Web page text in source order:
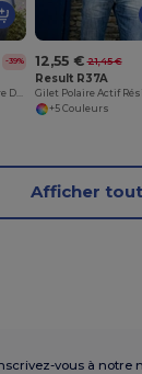
-39% 12,55 € 21,45 €
Result R37A
+5 Couleurs
Afficher tout
vous à notre